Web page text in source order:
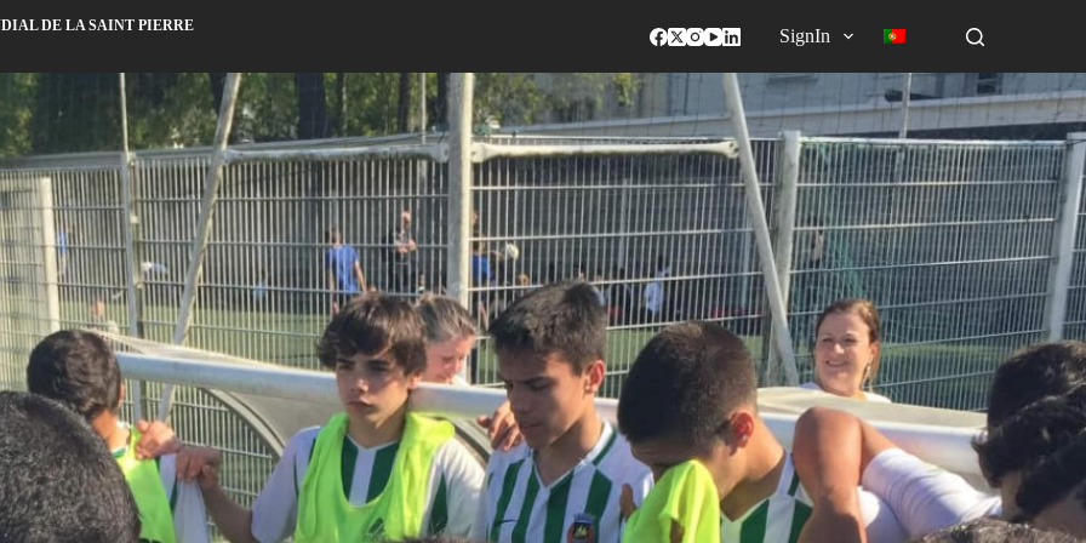
DE LA SAINT PIERRE
SignIn